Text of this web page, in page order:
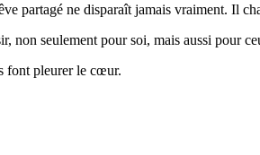
partagé ne disparaît jamais vraiment. Il
non seulement pour soi, mais aussi pour
font pleurer le cœur.